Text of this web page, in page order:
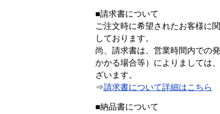
■請求書について
ご注文時に希望されたお客様に
しております。
尚、請求書は、営業時間内での
かかる場合等）によりましては
ざいます。
⇒請求書について詳細はこちら
■納品書について